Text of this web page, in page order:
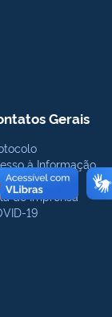
Gerais
à Informação
de Imprensa
19